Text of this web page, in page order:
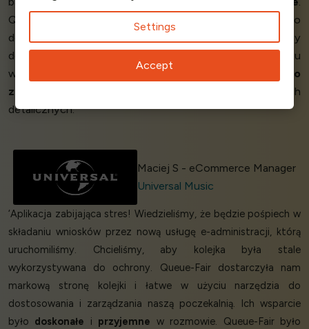
Queue-Fair zapewnia ciągłość i
do
doświadczeń klientów online. Zdecydowanie mamy plany
dotyczące Queue-Fair w przyszłości w przypadku
wydarzeń, w których spodziewamy się
ogromnego
zalewu
ruchu i uczestnictwa w większych wydarzeniach
detalicznych.’
Maciej S - eCommerce Manager
Universal Music
‘Aplikacja zabijająca stres! Wiedzieliśmy, że będzie pośpiech w
składaniu wniosków przez nową usługę e-administracji, którą
uruchomiliśmy. Chcieliśmy, aby kolejka była stale
wykorzystywana do ochrony. Queue-Fair dostarczyła nam
markową stronę kolejki i łatwe w użyciu narzędzia do
dostosowania i zarządzania naszą poczekalnią. Ich wsparcie
było doskonałe i przyjemne w rozmowie. Queue-Fair było
Settings
Accept